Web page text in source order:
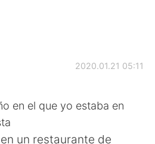
าษา
2020.01.21 05:11
en el que yo estaba en
un restaurante de